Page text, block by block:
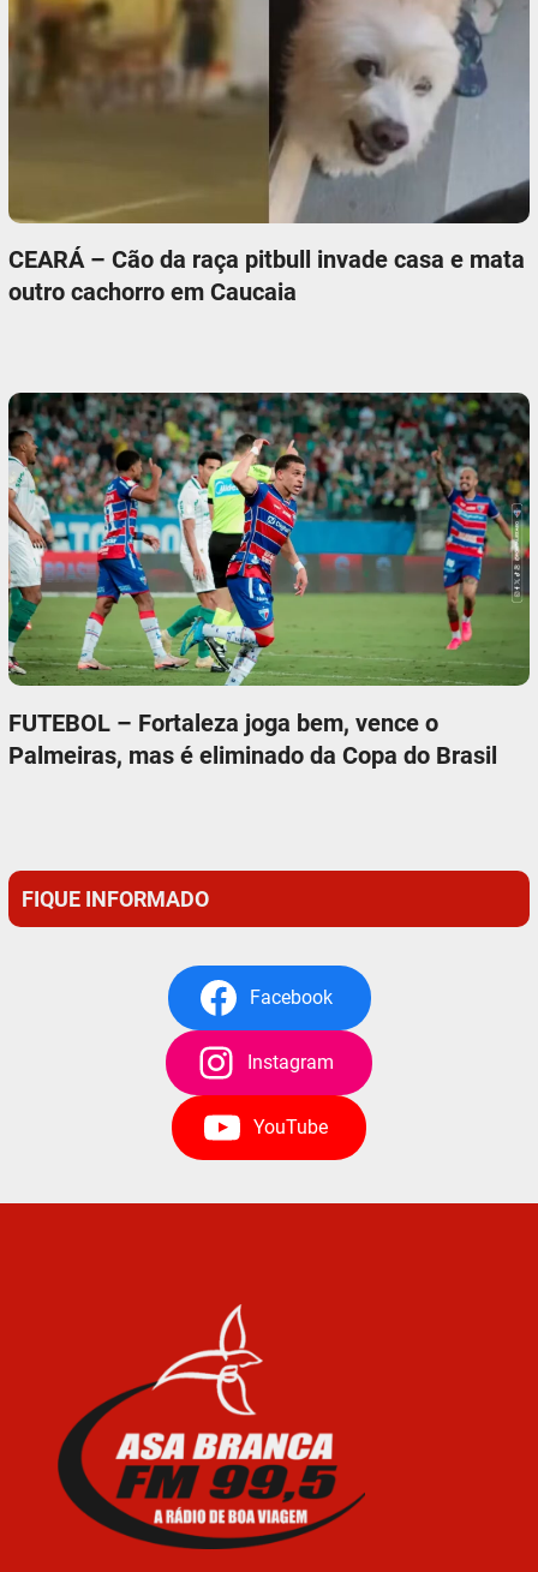
CEARÁ – Cão da raça pitbull invade casa e mata
outro cachorro em Caucaia
FUTEBOL – Fortaleza joga bem, vence o
Palmeiras, mas é eliminado da Copa do Brasil
FIQUE INFORMADO
Facebook
Instagram
YouTube